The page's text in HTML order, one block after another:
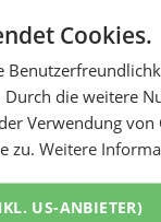
Johann im
einer malerischen
den perfekten
Skifahren in St.
Cookies.
Durch die weitere
Verwendung von
zu. Weitere
US-ANBIETER)